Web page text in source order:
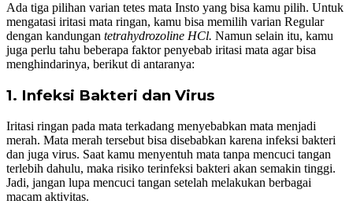
Ada tiga pilihan varian tetes mata Insto yang bisa kamu pilih. Untuk
mengatasi iritasi mata ringan, kamu bisa memilih varian Regular
dengan kandungan tetrahydrozoline HCl. Namun selain itu, kamu
juga perlu tahu beberapa faktor penyebab iritasi mata agar bisa
menghindarinya, berikut di antaranya:
1. Infeksi Bakteri dan Virus
Iritasi ringan pada mata terkadang menyebabkan mata menjadi
merah. Mata merah tersebut bisa disebabkan karena infeksi bakteri
dan juga virus. Saat kamu menyentuh mata tanpa mencuci tangan
terlebih dahulu, maka risiko terinfeksi bakteri akan semakin tinggi.
Jadi, jangan lupa mencuci tangan setelah melakukan berbagai
macam aktivitas.